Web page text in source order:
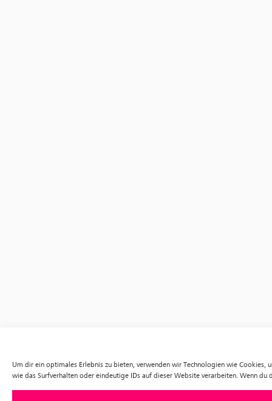
Um dir ein optimales Erlebnis zu bieten, verwenden wir Technologien wie
wie das Surfverhalten oder eindeutige IDs auf dieser Website verarbeiten. Wenn